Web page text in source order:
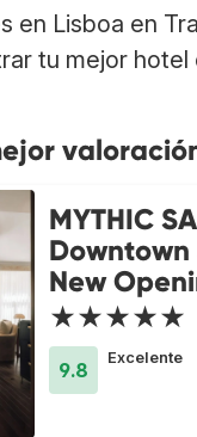
en Lisboa en
tu mejor
MYTHIC
New
★★★★★
9.8
Excelente